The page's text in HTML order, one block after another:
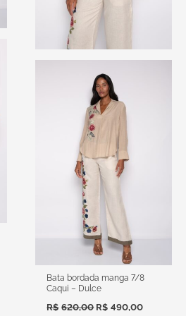
Bata bordada manga 7/8
Caqui – Dulce
R$ 620,00 R$ 490,00